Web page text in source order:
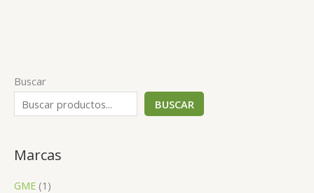
Buscar
BUSCAR
Marcas
GME (1)